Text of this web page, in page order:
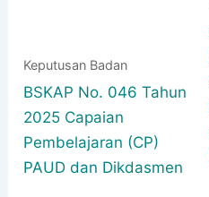
Keputusan Badan
BSKAP No. 046 Tahun
2025 Capaian
Pembelajaran (CP)
PAUD dan Dikdasmen